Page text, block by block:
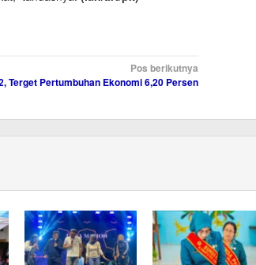
Pos berikutnya
Terget Pertumbuhan Ekonomi 6,20 Persen